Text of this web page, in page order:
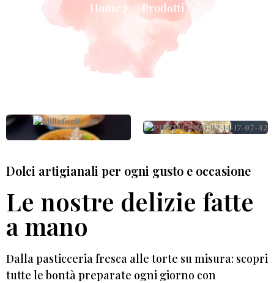
Home Prodotti
Dolci artigianali per ogni gusto e occasione
Le nostre delizie fatte
a mano
Dalla pasticceria fresca alle torte su misura: scopri
tutte le bontà preparate ogni giorno con